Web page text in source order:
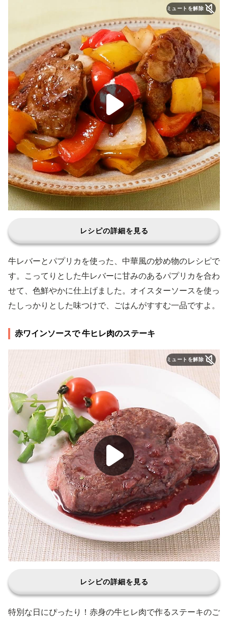
ミュートを解除
レシピの詳細を見る
牛レバーとパプリカを使った、中華風の炒め物のレシピで
す。こってりとした牛レバーに甘みのあるパプリカを合わ
せて、色鮮やかに仕上げました。オイスターソースを使っ
たしっかりとした味つけで、ごはんがすすむ一品ですよ。
赤ワインソースで 牛ヒレ肉のステーキ
ミュートを解除
レシピの詳細を見る
特別な日にぴったり！赤身の牛ヒレ肉で作るステーキのご